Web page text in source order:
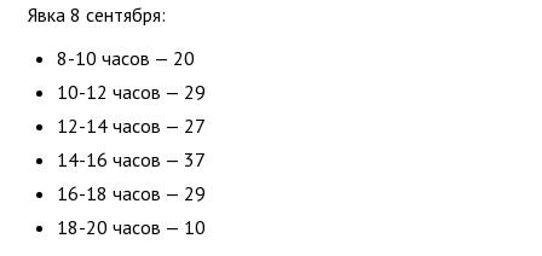
Явка 8 сентября:
8-10 часов — 20
10-12 часов — 29
12-14 часов — 27
14-16 часов — 37
16-18 часов — 29
18-20 часов — 10